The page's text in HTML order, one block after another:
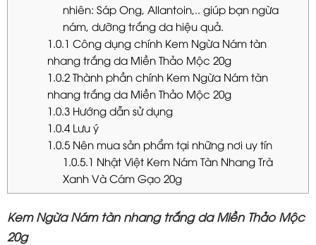
nhiên: Sáp Ong, Allantoin,.. giúp bạn ngừa
nám, dưỡng trắng da hiệu quả.
1.0.1 Công dụng chính Kem Ngừa Nám tàn
nhang trắng da Miền Thảo Mộc 20g
1.0.2Thành phần chính Kem Ngừa Nám tàn
nhang trắng da Miền Thảo Mộc 20g
1.0.3Hướng dẫn sử dụng
1.0.4Lưu ý
1.0.5Nên mua sản phẩm tại những nơi uy tín
1.0.5.1 Nhật Việt Kem Nám Tàn Nhang Trà
Xanh Và Cám Gạo 20g
Kem Ngừa Nám tàn nhang trắng da Miền Thảo Mộc
20g